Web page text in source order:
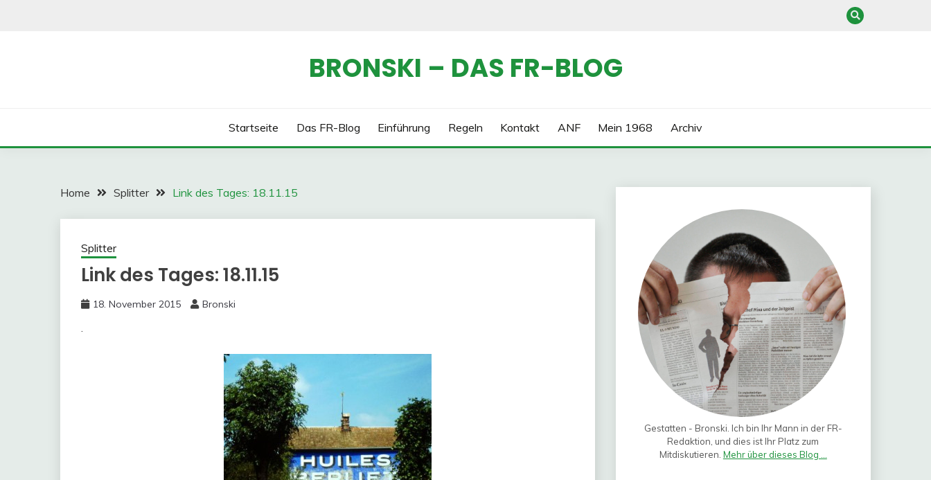
BRONSKI – DAS FR-BLOG
Startseite Das FR-Blog Einführung Regeln Kontakt ANF Mein 1968 Archiv
Home Splitter Link des Tages: 18.11.15
Splitter
Link des Tages: 18.11.15
18. November 2015 Bronski
.
Gestatten - Bronski. Ich bin Ihr Mann in der FR-
Redaktion, und dies ist Ihr Platz zum
Mitdiskutieren. Mehr über dieses Blog ...